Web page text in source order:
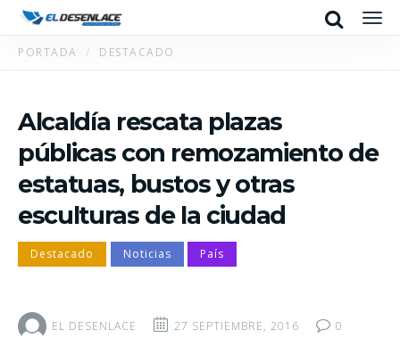
Search
PORTADA DESTACADO
Alcaldía rescata plazas
públicas con remozamiento de
estatuas, bustos y otras
esculturas de la ciudad
Destacado Noticias País
EL DESENLACE 27 SEPTIEMBRE, 2016 0